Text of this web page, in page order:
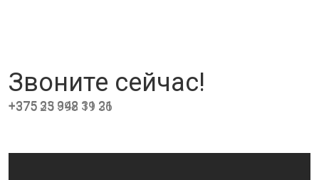
Звоните сейчас!
+375 33 342 31 21
+375 25 998 19 36